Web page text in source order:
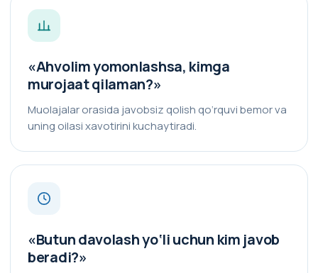
«Ahvolim yomonlashsa, kimga
murojaat qilaman?»
Muolajalar orasida javobsiz qolish qo‘rquvi bemor va
uning oilasi xavotirini kuchaytiradi.
«Butun davolash yo‘li uchun kim javob
beradi?»